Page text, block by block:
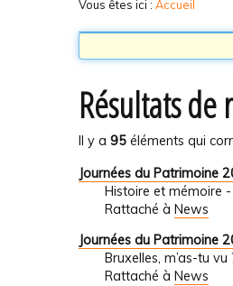
Vous êtes ici : Accueil
Résultats de
Il y a 95 éléments qui
Journées du Patrimoine
Histoire et mémoire
Rattaché à News
Journées du Patrimoine
Bruxelles, m’as-tu
Rattaché à News